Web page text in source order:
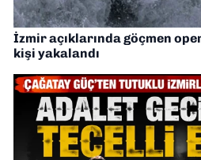
İzmir açıklarında göçmen
kişi yakalandı